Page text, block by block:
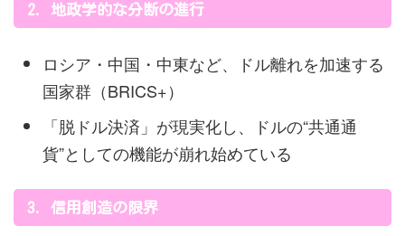
2. 地政学的な分断の進行
ロシア・中国・中東など、ドル離れを加速する
国家群（BRICS+）
「脱ドル決済」が現実化し、ドルの“共通通
貨”としての機能が崩れ始めている
3. 信用創造の限界